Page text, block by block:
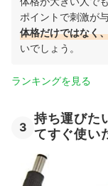
ポイントで刺激が
体格だけではなく
いでしょう。
ランキングを見る
3
持ち運びた
てすぐ使い